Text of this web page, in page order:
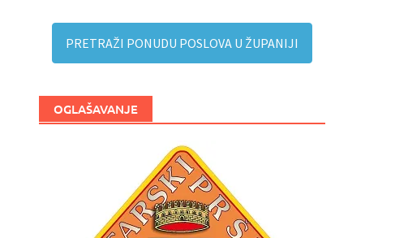
PRETRAŽI PONUDU POSLOVA U ŽUPANIJI
OGLAŠAVANJE